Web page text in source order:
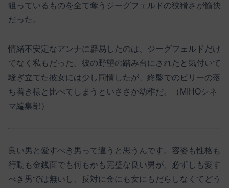
狙っているものを全て奪うジーグフェルドの狡猾さが愉快
だった。
情緒不安定なアンナに辟易したのは、ジーグフェルドだけ
でなく私もだった。彼の野望の踏み台にされたと気付いて
騒ぎ立てた彼女には少し同情したが、終盤でのビリーの落
ち着き様と比べてしまうといささか幼稚だ。（MIHOシネ
マ編集部）
良い男と愛すべき男って違うと思うんです。容姿も性格も
行動も金銭面でも何もかも完璧な良い男が、必ずしも愛す
べき男では無いし、反対に金にも女にもだらしなくてどう